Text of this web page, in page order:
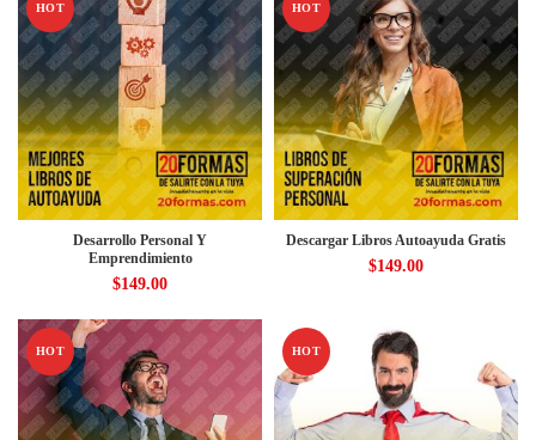
HOT
Desarrollo Personal Y
Emprendimiento
$149.00
HOT
Descargar Libros Autoayuda Gratis
$149.00
HOT HOT